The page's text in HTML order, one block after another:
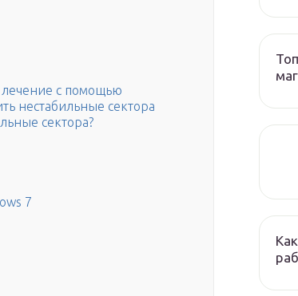
лечение с помощью
нестабильные сектора
сектора?
7